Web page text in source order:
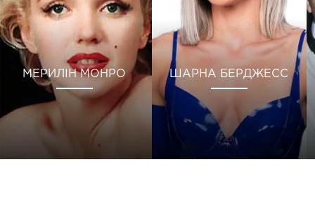
МЕРИЛІН МОНРО ШАРНА БЕРДЖЕСС